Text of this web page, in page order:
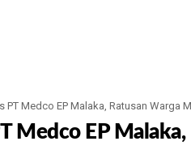
PT Medco EP Malaka, Ratusan Warga
Medco EP